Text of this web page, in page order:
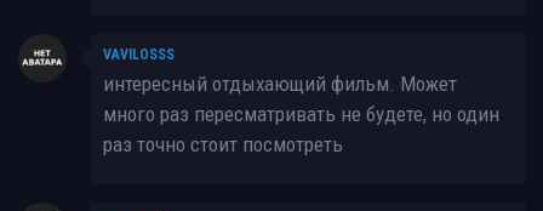
VAVILOSSS
интересный отдыхающий фильм. Может
много раз пересматривать не будете, но один
раз точно стоит посмотреть